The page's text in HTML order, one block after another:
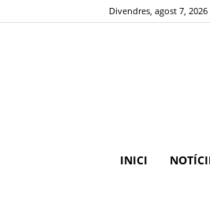
Divendres, agost 7, 2026
INICI